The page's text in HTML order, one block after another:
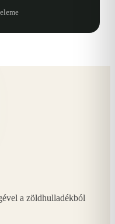
a zöldhulladékból